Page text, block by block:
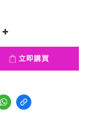
立即購買